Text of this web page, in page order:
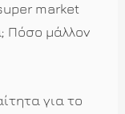
market
Πόσο μάλλον
για το